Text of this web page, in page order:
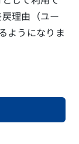
理由（ユー
ようになりま